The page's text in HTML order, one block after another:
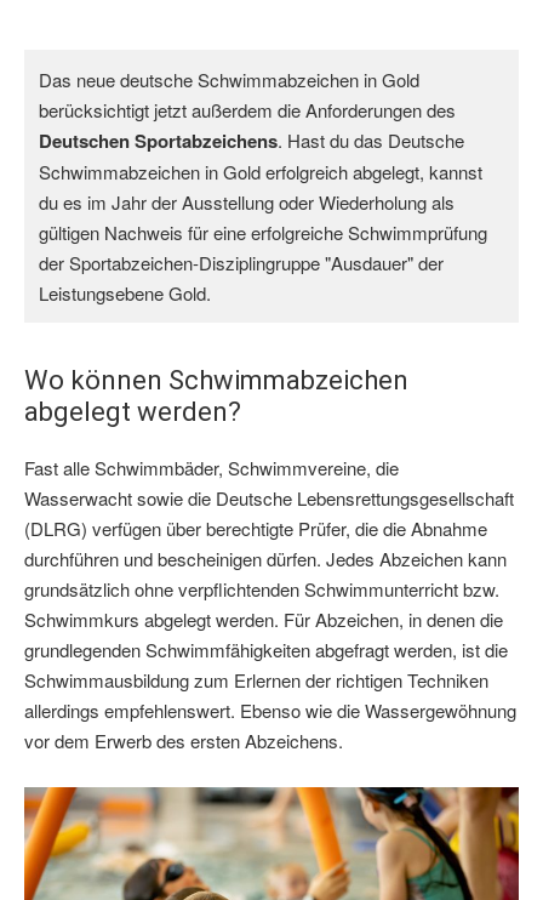
Das neue deutsche Schwimmabzeichen in Gold
Deutschen Sportabzeichens. Hast du das Deutsche
Schwimmabzeichen in Gold erfolgreich abgelegt, kannst
du es im Jahr der Ausstellung oder Wiederholung als
gültigen Nachweis für eine erfolgreiche Schwimmprüfung
der Sportabzeichen-Disziplingruppe "Ausdauer" der
Leistungsebene Gold.
Wo können Schwimmabzeichen
abgelegt werden?
Fast alle Schwimmbäder, Schwimmvereine, die
Wasserwacht sowie die Deutsche Lebensrettungsgesellschaft
(DLRG) verfügen über berechtigte Prüfer, die die Abnahme
durchführen und bescheinigen dürfen. Jedes Abzeichen kann
grundsätzlich ohne verpflichtenden Schwimmunterricht bzw.
Schwimmkurs abgelegt werden. Für Abzeichen, in denen die
grundlegenden Schwimmfähigkeiten abgefragt werden, ist die
Schwimmausbildung zum Erlernen der richtigen Techniken
allerdings empfehlenswert. Ebenso wie die Wassergewöhnung
vor dem Erwerb des ersten Abzeichens.